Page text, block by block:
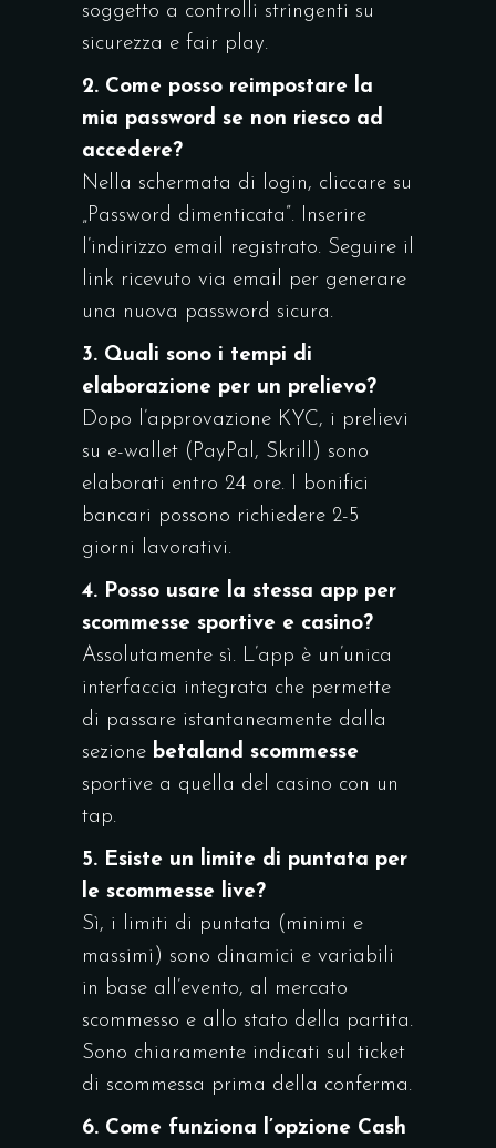
soggetto a controlli stringenti su
sicurezza e fair play.
2. Come posso reimpostare la
mia password se non riesco ad
accedere?
Nella schermata di login, cliccare su
„Password dimenticata”. Inserire
l’indirizzo email registrato. Seguire il
link ricevuto via email per generare
una nuova password sicura.
3. Quali sono i tempi di
elaborazione per un prelievo?
Dopo l’approvazione KYC, i prelievi
su e-wallet (PayPal, Skrill) sono
elaborati entro 24 ore. I bonifici
bancari possono richiedere 2-5
giorni lavorativi.
4. Posso usare la stessa app per
scommesse sportive e casino?
Assolutamente sì. L’app è un’unica
interfaccia integrata che permette
di passare istantaneamente dalla
sezione betaland scommesse
sportive a quella del casino con un
tap.
5. Esiste un limite di puntata per
le scommesse live?
Sì, i limiti di puntata (minimi e
massimi) sono dinamici e variabili
in base all’evento, al mercato
scommesso e allo stato della partita.
Sono chiaramente indicati sul ticket
di scommessa prima della conferma.
6. Come funziona l’opzione Cash